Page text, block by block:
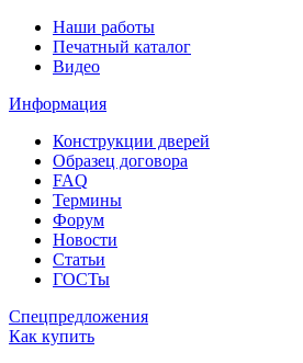
Наши работы
Печатный каталог
Видео
Информация
Конструкции дверей
Образец договора
FAQ
Термины
Форум
Новости
Статьи
ГОСТы
Спецпредложения
Как купить